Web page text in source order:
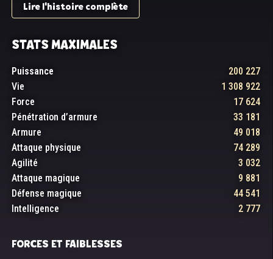
Lire l'histoire complète
STATS MAXIMALES
Puissance
200 227
Vie
1 308 922
Force
17 624
Pénétration d’armure
33 181
Armure
49 018
Attaque physique
74 289
Agilité
3 032
Attaque magique
9 881
Défense magique
44 541
Intelligence
2 777
FORCES ET FAIBLESSES